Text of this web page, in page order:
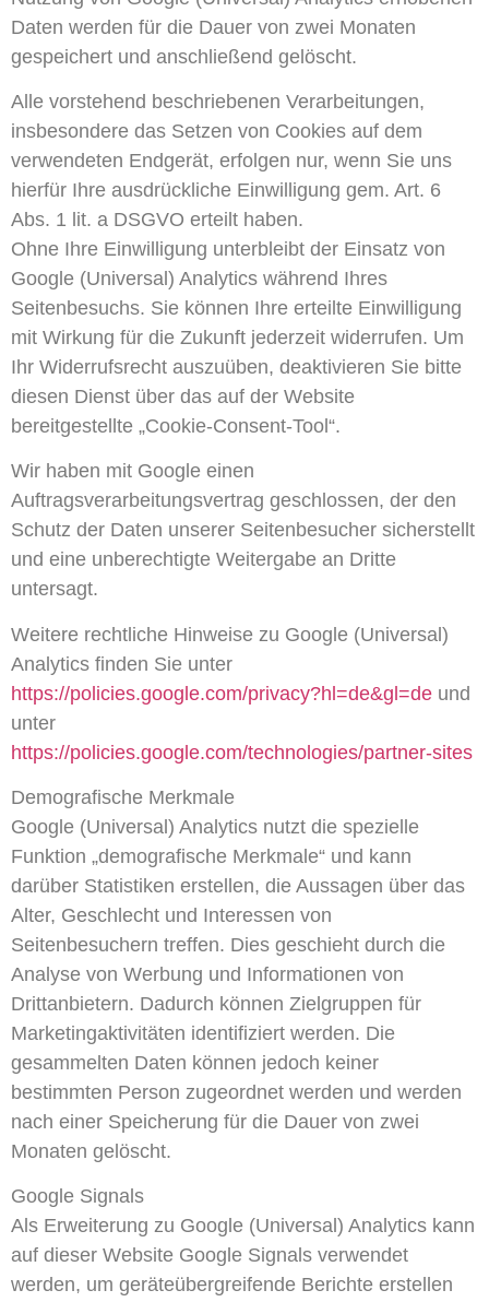
Daten werden für die Dauer von zwei Monaten
gespeichert und anschließend gelöscht.
Alle vorstehend beschriebenen Verarbeitungen,
insbesondere das Setzen von Cookies auf dem
verwendeten Endgerät, erfolgen nur, wenn Sie uns
hierfür Ihre ausdrückliche Einwilligung gem. Art. 6
Abs. 1 lit. a DSGVO erteilt haben.
Ohne Ihre Einwilligung unterbleibt der Einsatz von
Google (Universal) Analytics während Ihres
Seitenbesuchs. Sie können Ihre erteilte Einwilligung
mit Wirkung für die Zukunft jederzeit widerrufen. Um
Ihr Widerrufsrecht auszuüben, deaktivieren Sie bitte
diesen Dienst über das auf der Website
bereitgestellte „Cookie-Consent-Tool“.
Wir haben mit Google einen
Auftragsverarbeitungsvertrag geschlossen, der den
Schutz der Daten unserer Seitenbesucher sicherstellt
und eine unberechtigte Weitergabe an Dritte
untersagt.
Weitere rechtliche Hinweise zu Google (Universal)
Analytics finden Sie unter
https://policies.google.com/privacy?hl=de&gl=de und
unter
https://policies.google.com/technologies/partner-sites
Demografische Merkmale
Google (Universal) Analytics nutzt die spezielle
Funktion „demografische Merkmale“ und kann
darüber Statistiken erstellen, die Aussagen über das
Alter, Geschlecht und Interessen von
Seitenbesuchern treffen. Dies geschieht durch die
Analyse von Werbung und Informationen von
Drittanbietern. Dadurch können Zielgruppen für
Marketingaktivitäten identifiziert werden. Die
gesammelten Daten können jedoch keiner
bestimmten Person zugeordnet werden und werden
nach einer Speicherung für die Dauer von zwei
Monaten gelöscht.
Google Signals
Als Erweiterung zu Google (Universal) Analytics kann
auf dieser Website Google Signals verwendet
werden, um geräteübergreifende Berichte erstellen